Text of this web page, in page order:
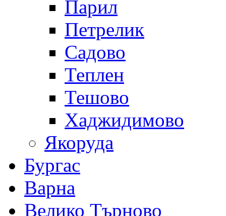
Парил
Петрелик
Садово
Теплен
Тешово
Хаджидимово
Якоруда
Бургас
Варна
Велико Търново